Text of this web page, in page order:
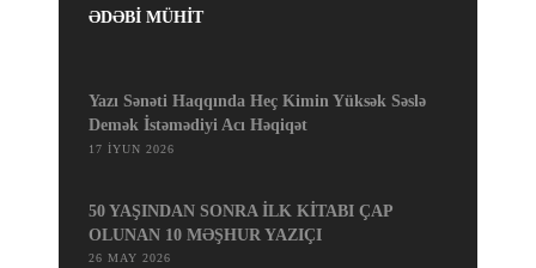
ƏDƏBİ MÜHİT
Yazı Sənəti Haqqında Heç Kimin Yüksək Səslə
Demək İstəmədiyi Acı Həqiqət
17 İYUN 2026
50 YAŞINDAN SONRA İLK KİTABI ÇAP
OLUNAN 10 MƏŞHUR YAZIÇI
26 MAY 2026